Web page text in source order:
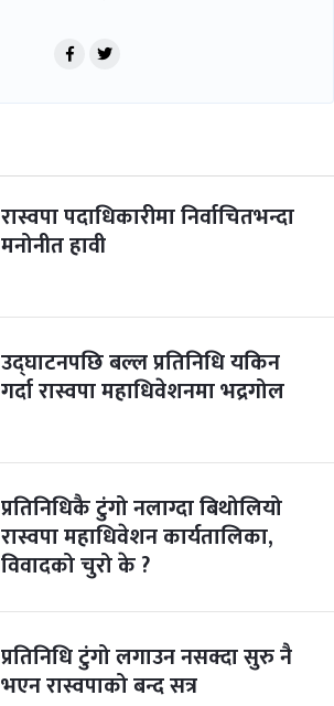
रास्वपा पदाधिकारीमा निर्वाचितभन्दा
मनोनीत हावी
उद्घाटनपछि बल्ल प्रतिनिधि यकिन
गर्दा रास्वपा महाधिवेशनमा भद्रगोल
प्रतिनिधिकै टुंगो नलाग्दा बिथोलियो
रास्वपा महाधिवेशन कार्यतालिका,
विवादको चुरो के ?
प्रतिनिधि टुंगो लगाउन नसक्दा सुरु नै
भएन रास्वपाको बन्द सत्र